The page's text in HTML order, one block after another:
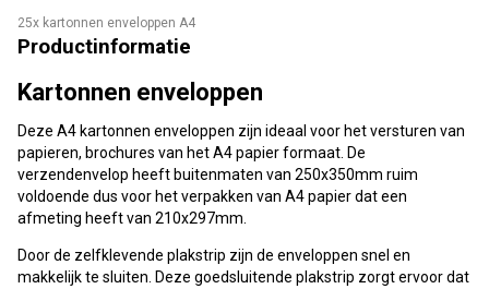
25x kartonnen enveloppen A4
Productinformatie
Kartonnen enveloppen
Deze A4 kartonnen enveloppen zijn ideaal voor het versturen van
papieren, brochures van het A4 papier formaat. De
verzendenvelop heeft buitenmaten van 250x350mm ruim
voldoende dus voor het verpakken van A4 papier dat een
afmeting heeft van 210x297mm.
Door de zelfklevende plakstrip zijn de enveloppen snel en
makkelijk te sluiten. Deze goedsluitende plakstrip zorgt ervoor dat